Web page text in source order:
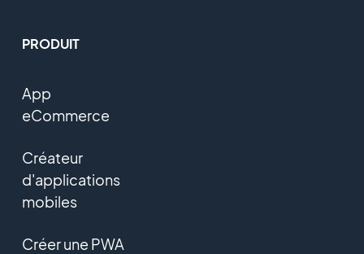
PRODUIT
App
eCommerce
Créateur
d'applications
mobiles
Créer une PWA